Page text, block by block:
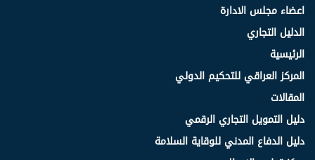
اعضاء مجلس الادارة
الدليل التجاري
الرئيسية
المركز العراقي للتحكيم الدولي
المقالات
دليل التمويل التجاري الرقمي
دليل الدفاع المدني للوقاية السلامة